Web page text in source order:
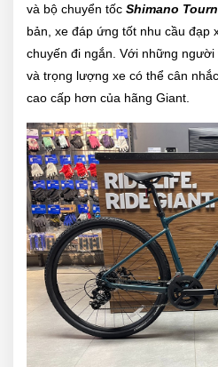
và bộ chuyển tốc Shimano
bản, xe đáp ứng tốt nhu cầu đạp
chuyến đi ngắn. Với những
và trọng lượng xe có thể cân
cao cấp hơn của hãng Giant.